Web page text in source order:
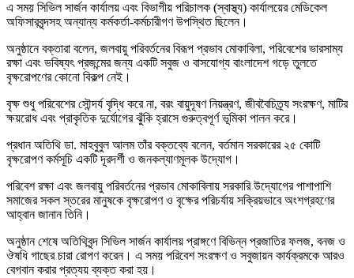
এ সময় সিভিল সার্জন কার্যালয় এবং বিভাগীয় পরিচালক (স্বাস্থ্য) কার্যালয়ের মেডিকেল
অফিসারবৃন্দসহ অন্যান্য কর্মকর্তা-কর্মচারীগণ উপস্থিত ছিলেন।
অনুষ্ঠানে বক্তারা বলেন, জলবায়ু পরিবর্তনের বিরূপ প্রভাব মোকাবিলা, পরিবেশের ভারসাম্য
রক্ষা এবং ভবিষ্যৎ প্রজন্মের জন্য একটি সবুজ ও বাসযোগ্য বাংলাদেশ গড়ে তুলতে
বৃক্ষরোপণের কোনো বিকল্প নেই।
বৃক্ষ শুধু পরিবেশের সৌন্দর্য বৃদ্ধি করে না, বরং বায়ুদূষণ নিয়ন্ত্রণ, জীববৈচিত্র্য সংরক্ষণ, মাটির
ক্ষয়রোধ এবং প্রাকৃতিক দুর্যোগের ঝুঁকি হ্রাসে গুরুত্বপূর্ণ ভূমিকা পালন করে।
প্রধান অতিথি ডা. মাহবুবুল আলম তাঁর বক্তব্যে বলেন, বর্তমান সরকারের ২৫ কোটি
বৃক্ষরোপণ কর্মসূচি একটি দূরদর্শী ও জনকল্যাণমূলক উদ্যোগ।
পরিবেশ রক্ষা এবং জলবায়ু পরিবর্তনের প্রভাব মোকাবিলায় সরকারি উদ্যোগের পাশাপাশি
সমাজের সকল স্তরের মানুষকে বৃক্ষরোপণ ও বৃক্ষের পরিচর্যায় সক্রিয়ভাবে অংশগ্রহণের
আহ্বান জানান তিনি।
অনুষ্ঠান শেষে অতিথিবৃন্দ সিভিল সার্জন কার্যালয় প্রাঙ্গণে বিভিন্ন প্রজাতির ফলজ, বনজ ও
ঔষধি গাছের চারা রোপণ করেন। এ সময় পরিবেশ সংরক্ষণ ও সবুজায়ন কার্যক্রমকে আরও
বেগবান করার প্রত্যয় ব্যক্ত করা হয়।